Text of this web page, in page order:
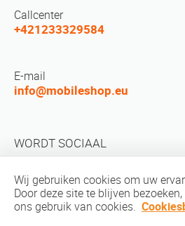
Callcenter
+421233329584
E-mail
info@mobileshop.eu
WORDT SOCIAAL
Wij gebruiken cookies om uw
Door deze site te blijven
ons gebruik van cookies.